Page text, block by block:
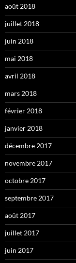
août 2018
juillet 2018
juin 2018
mai 2018
avril 2018
mars 2018
février 2018
janvier 2018
décembre 2017
novembre 2017
octobre 2017
septembre 2017
août 2017
juillet 2017
juin 2017